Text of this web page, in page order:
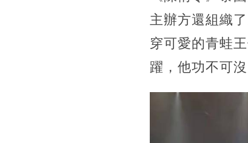
主辦方還組織
穿可愛的青蛙
躍，他功不可